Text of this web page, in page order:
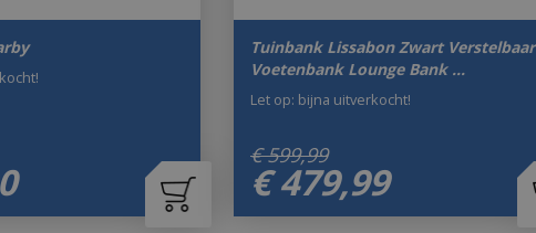
Tuinbank Lissabon Zwart Verstelbaar
Voetenbank Lounge Bank …
€ 599,99
€ 479,99
Let op: bijna uitverkocht!